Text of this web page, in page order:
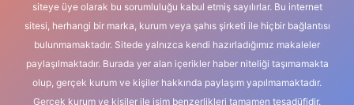
siteye üye olarak bu sorumluluğu kabul etmiş sayılırlar. Bu internet
sitesi, herhangi bir marka, kurum veya şahıs şirketi ile hiçbir bağlantısı
bulunmamaktadır. Sitede yalnızca kendi hazırladığımız makaleler
paylaşılmaktadır. Burada yer alan içerikler haber niteliği taşımamakta
olup, gerçek kurum ve kişiler hakkında paylaşım yapılmamaktadır.
Gerçek kurum ve kişiler ile isim benzerlikleri tamamen tesadüfidir.